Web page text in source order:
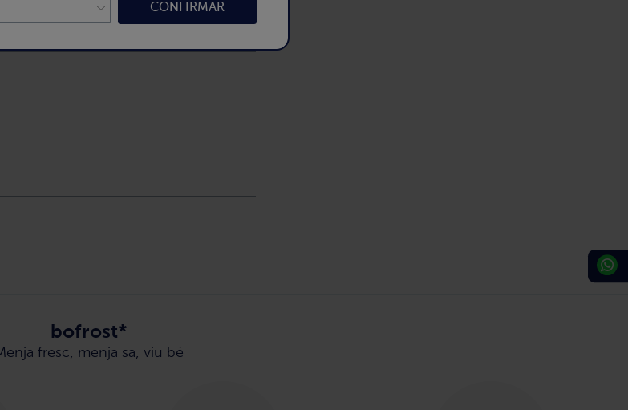
bofrost*
fresc, menja sa, viu bé
CONFIRMAR